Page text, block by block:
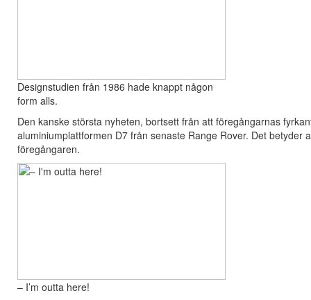
Designstudien från 1986 hade knappt någon
form alls.
Den kanske största nyheten, bortsett från att föregångarnas
aluminiumplattformen D7 från senaste Range Rover. Det
föregångaren.
– I’m outta here!